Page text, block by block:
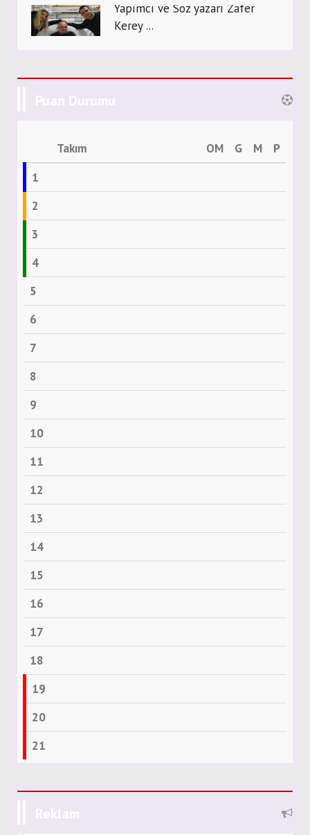
Yapımcı ve Söz yazarı Zafer
Kerey ...
Puan Durumu
Takım OM G M
P
1
2
3
4
5
6
7
8
9
10
11
12
13
14
15
16
17
18
19
20
21
Reklam